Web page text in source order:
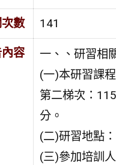
數 141
容
一、、研習相
(一)本研習課
第二梯次：
分。
(二)研習地點
(三)參加培訓